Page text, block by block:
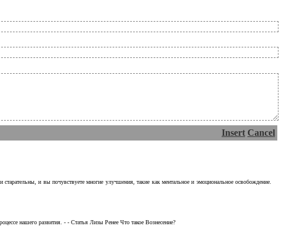
Insert Cancel
и вы почувствуете многие улучшения, такие как ментальное и эмоциональное освобождение.
нашего развития. - - Статья Лизы Ренее Что такое Вознесение?